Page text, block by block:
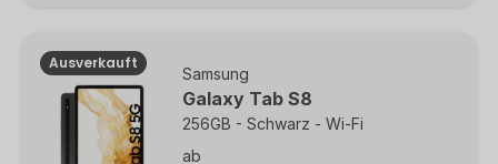
Ausverkauft
Samsung
Galaxy Tab S8
256GB - Schwarz - Wi-Fi
ab